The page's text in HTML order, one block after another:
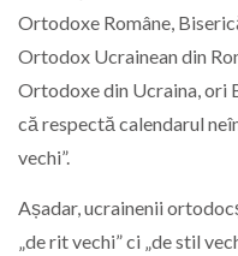
Ortodoxe Române,
Ortodox Ucrainean din
Ortodoxe din Ucraina, ori
că respectă calendarul
vechi”.
Așadar, ucrainenii
„de rit vechi” ci „de stil